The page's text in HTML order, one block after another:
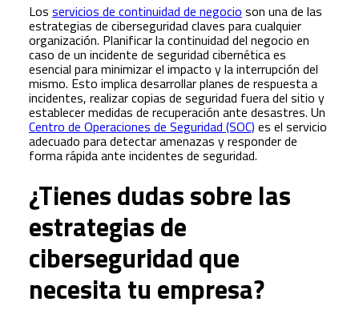
Los servicios de continuidad de negocio son una de las
estrategias de ciberseguridad claves para cualquier
organización. Planificar la continuidad del negocio en
caso de un incidente de seguridad cibernética es
esencial para minimizar el impacto y la interrupción del
mismo. Esto implica desarrollar planes de respuesta a
incidentes, realizar copias de seguridad fuera del sitio y
establecer medidas de recuperación ante desastres. Un
Centro de Operaciones de Seguridad (SOC) es el servicio
adecuado para detectar amenazas y responder de
forma rápida ante incidentes de seguridad.
¿Tienes dudas sobre las
estrategias de
ciberseguridad que
necesita tu empresa?